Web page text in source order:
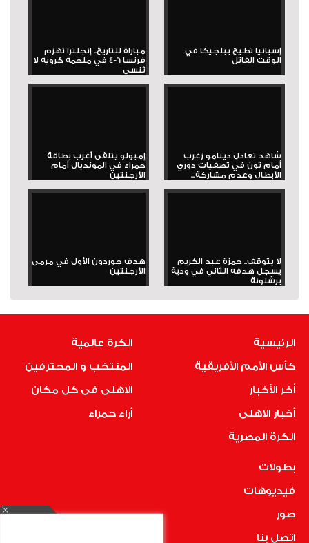
إسبانيا تطيح ببلجيكا في
الوقت القاتل
مباراة للتاريخ.. إنجلترا تهزم
فرنسا 6-4 في ملحمة كروية لا
تُنسى
شاهد تعادل دينامو زغرب
أمام ثون في تصفيات دوري
الأبطال وعدم مشاركة...
إمبولو يتلقى أغرب بطاقة
حمراء في المونديال أمام
الأرجنتين
لا يتوقف.. حمزة عبد الكريم
يسجل هدفه الثاني في ودية
برشلونة
هدف جوردون الأول في مرمى
الأرجنتين
الرئيسية
كأس الأمم الأفريقية
أخر الأخبار
أخبار الاهلى
الكرة المصرية
الكرة عالمية
المنتخب و المحترفين
الاهلى فى كل مكان
أراء حمراء
بطولات
فيديوهات
صور
اتصل بنا